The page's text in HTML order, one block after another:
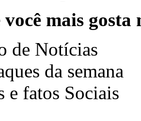
você mais
de Notícias
da semana
e fatos Sociais